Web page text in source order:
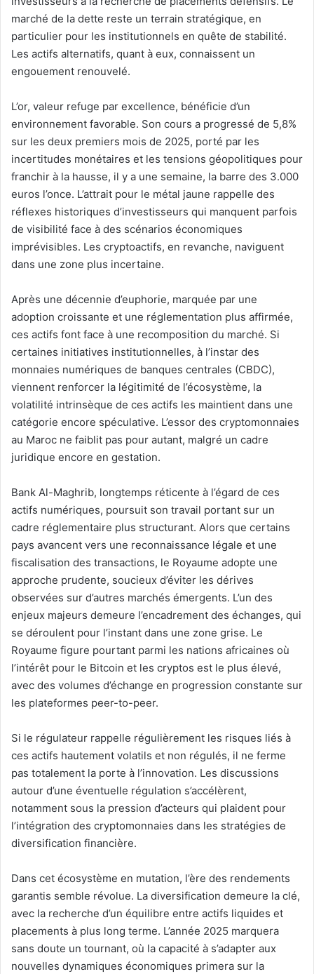
marché de la dette reste un terrain stratégique, en
particulier pour les institutionnels en quête de stabilité.
Les actifs alternatifs, quant à eux, connaissent un
engouement renouvelé.
L’or, valeur refuge par excellence, bénéficie d’un
environnement favorable. Son cours a progressé de 5,8%
sur les deux premiers mois de 2025, porté par les
incertitudes monétaires et les tensions géopolitiques pour
franchir à la hausse, il y a une semaine, la barre des 3.000
euros l’once. L’attrait pour le métal jaune rappelle des
réflexes historiques d’investisseurs qui manquent parfois
de visibilité face à des scénarios économiques
imprévisibles. Les cryptoactifs, en revanche, naviguent
dans une zone plus incertaine.
Après une décennie d’euphorie, marquée par une
adoption croissante et une réglementation plus affirmée,
ces actifs font face à une recomposition du marché. Si
certaines initiatives institutionnelles, à l’instar des
monnaies numériques de banques centrales (CBDC),
viennent renforcer la légitimité de l’écosystème, la
volatilité intrinsèque de ces actifs les maintient dans une
catégorie encore spéculative. L’essor des cryptomonnaies
au Maroc ne faiblit pas pour autant, malgré un cadre
juridique encore en gestation.
Bank Al-Maghrib, longtemps réticente à l’égard de ces
actifs numériques, poursuit son travail portant sur un
cadre réglementaire plus structurant. Alors que certains
pays avancent vers une reconnaissance légale et une
fiscalisation des transactions, le Royaume adopte une
approche prudente, soucieux d’éviter les dérives
observées sur d’autres marchés émergents. L’un des
enjeux majeurs demeure l’encadrement des échanges, qui
se déroulent pour l’instant dans une zone grise. Le
Royaume figure pourtant parmi les nations africaines où
l’intérêt pour le Bitcoin et les cryptos est le plus élevé,
avec des volumes d’échange en progression constante sur
les plateformes peer-to-peer.
Si le régulateur rappelle régulièrement les risques liés à
ces actifs hautement volatils et non régulés, il ne ferme
pas totalement la porte à l’innovation. Les discussions
autour d’une éventuelle régulation s’accélèrent,
notamment sous la pression d’acteurs qui plaident pour
l’intégration des cryptomonnaies dans les stratégies de
diversification financière.
Dans cet écosystème en mutation, l’ère des rendements
garantis semble révolue. La diversification demeure la clé,
avec la recherche d’un équilibre entre actifs liquides et
placements à plus long terme. L’année 2025 marquera
sans doute un tournant, où la capacité à s’adapter aux
nouvelles dynamiques économiques primera sur la